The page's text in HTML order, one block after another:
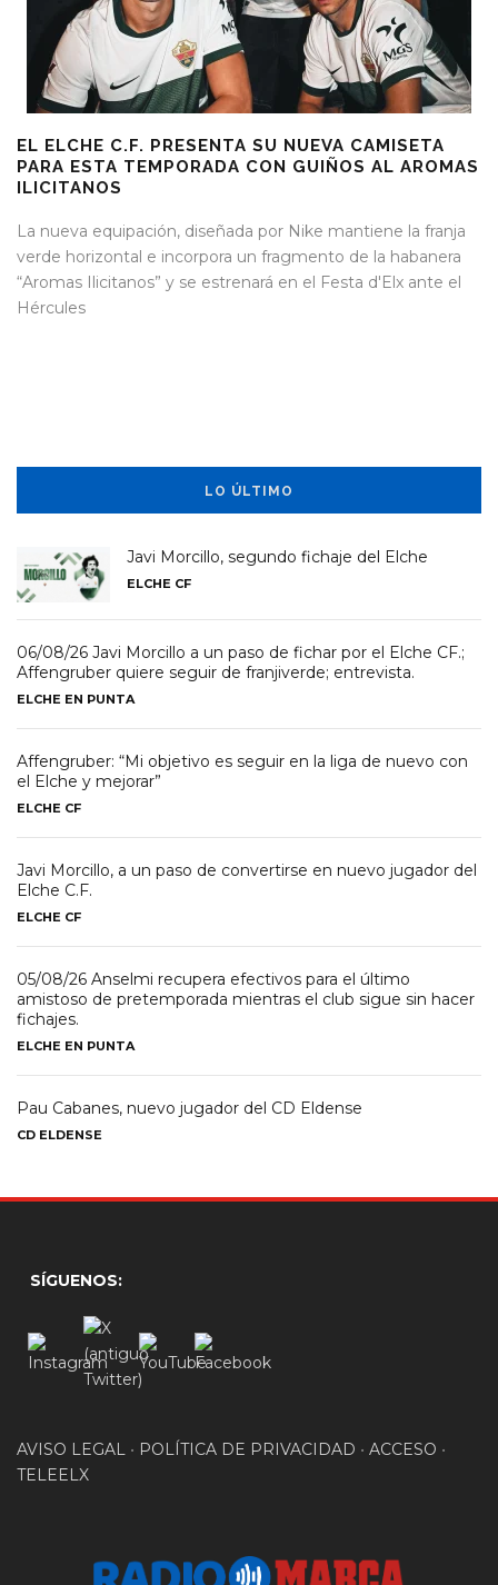
EL ELCHE C.F. PRESENTA SU NUEVA CAMISETA
PARA ESTA TEMPORADA CON GUIÑOS AL AROMAS
ILICITANOS
La nueva equipación, diseñada por Nike mantiene la franja
verde horizontal e incorpora un fragmento de la habanera
“Aromas Ilicitanos” y se estrenará en el Festa d'Elx ante el
Hércules
LO ÚLTIMO
Javi Morcillo, segundo fichaje del Elche
ELCHE CF
06/08/26 Javi Morcillo a un paso de fichar por el Elche CF.;
Affengruber quiere seguir de franjiverde; entrevista.
ELCHE EN PUNTA
Affengruber: “Mi objetivo es seguir en la liga de nuevo con
el Elche y mejorar”
ELCHE CF
Javi Morcillo, a un paso de convertirse en nuevo jugador del
Elche C.F.
ELCHE CF
05/08/26 Anselmi recupera efectivos para el último
amistoso de pretemporada mientras el club sigue sin hacer
fichajes.
ELCHE EN PUNTA
Pau Cabanes, nuevo jugador del CD Eldense
CD ELDENSE
SÍGUENOS:
AVISO LEGAL • POLÍTICA DE PRIVACIDAD • ACCESO •
TELEELX